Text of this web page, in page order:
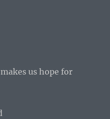
us hope for